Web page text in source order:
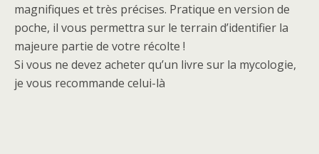
magnifiques et très précises. Pratique en version de
poche, il vous permettra sur le terrain d’identifier la
majeure partie de votre récolte !
Si vous ne devez acheter qu’un livre sur la mycologie,
je vous recommande celui-là